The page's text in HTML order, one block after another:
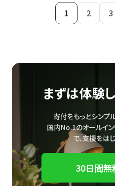
1 2 3
まずは体験
寄付をもっとシンプ
国内No.1のオールイ
で、支援をはじ
30日間無